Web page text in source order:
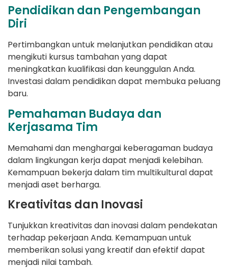
Pendidikan dan Pengembangan
Diri
Pertimbangkan untuk melanjutkan pendidikan atau
mengikuti kursus tambahan yang dapat
meningkatkan kualifikasi dan keunggulan Anda.
Investasi dalam pendidikan dapat membuka peluang
baru.
Pemahaman Budaya dan
Kerjasama Tim
Memahami dan menghargai keberagaman budaya
dalam lingkungan kerja dapat menjadi kelebihan.
Kemampuan bekerja dalam tim multikultural dapat
menjadi aset berharga.
Kreativitas dan Inovasi
Tunjukkan kreativitas dan inovasi dalam pendekatan
terhadap pekerjaan Anda. Kemampuan untuk
memberikan solusi yang kreatif dan efektif dapat
menjadi nilai tambah.